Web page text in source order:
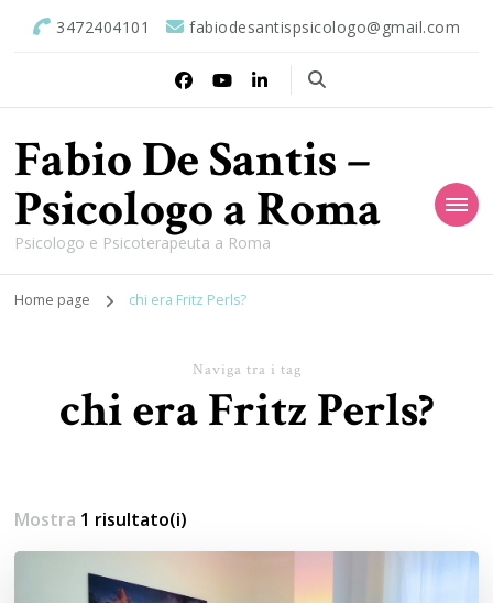
3472404101 fabiodesantispsicologo@gmail.com
Fabio De Santis –
Psicologo a Roma
Psicologo e Psicoterapeuta a Roma
Home page chi era Fritz Perls?
Naviga tra i tag
chi era Fritz Perls?
Mostra 1 risultato(i)